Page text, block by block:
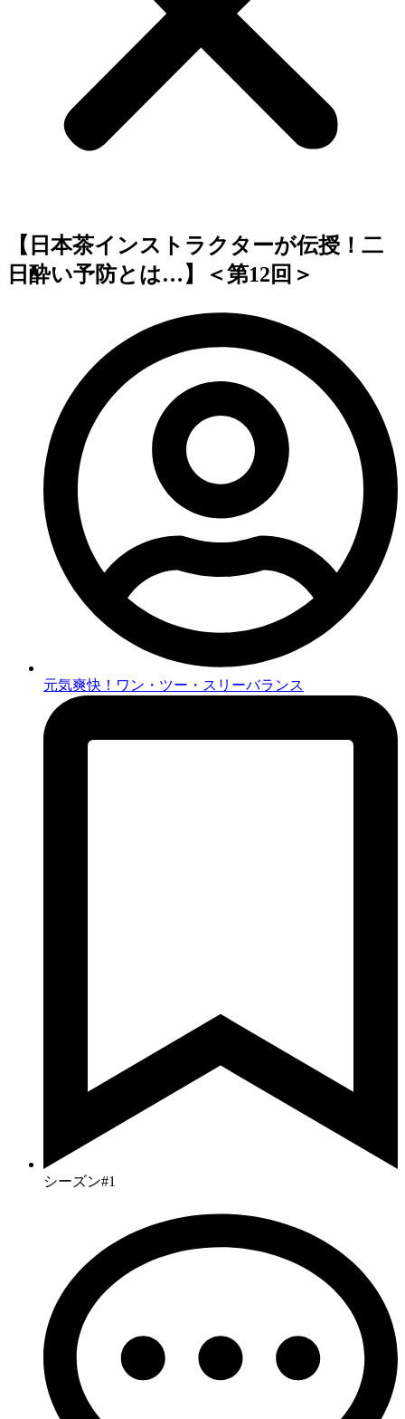
【日本茶インストラクターが伝授！二
日酔い予防とは…】＜第12回＞
元気爽快！ワン・ツー・スリーバランス
シーズン#1